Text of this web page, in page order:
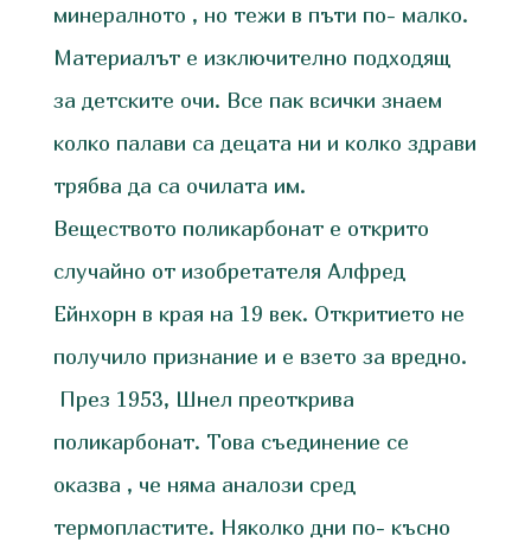
минералното , но тежи в пъти по- малко.
Материалът е изключително подходящ
за детските очи. Все пак всички знаем
колко палави са децата ни и колко здрави
трябва да са очилата им.
Веществото поликарбонат е открито
случайно от изобретателя Алфред
Ейнхорн в края на 19 век. Откритието не
получило признание и е взето за вредно.
През 1953, Шнел преоткрива
поликарбонат. Това съединение се
оказва , че няма аналози сред
термопластите. Няколко дни по- късно